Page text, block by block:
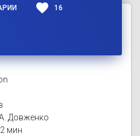
favorite 16
Довженко
мин